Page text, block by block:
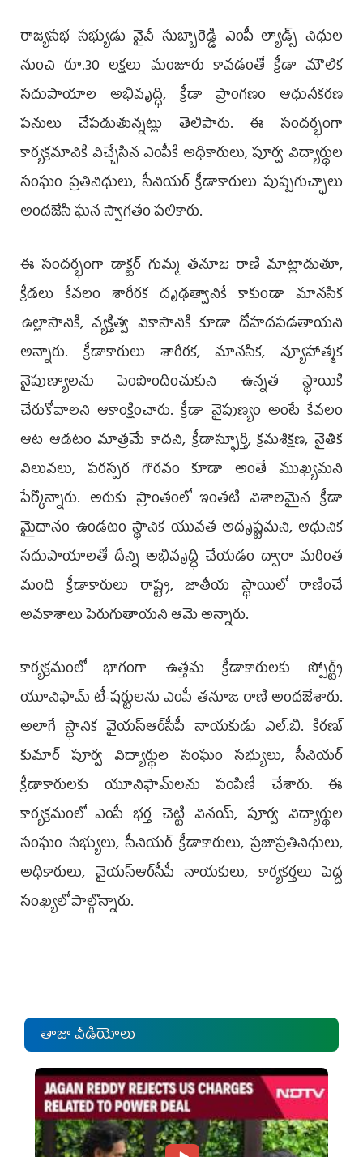
రాజ్యసభ సభ్యుడు వైవీ సుబ్బారెడ్డి ఎంపీ ల్యాడ్స్ నిధుల
నుంచి రూ.30 లక్షలు మంజూరు కావడంతో క్రీడా మౌలిక
సదుపాయాల అభివృద్ధి, క్రీడా ప్రాంగణం ఆధునీకరణ
పనులు చేపడుతున్నట్లు తెలిపారు. ఈ సందర్భంగా
కార్యక్రమానికి విచ్చేసిన ఎంపీకి అధికారులు, పూర్వ విద్యార్థుల
సంఘం ప్రతినిధులు, సీనియర్ క్రీడాకారులు పుష్పగుచ్ఛాలు
అందజేసి ఘన స్వాగతం పలికారు.
ఈ సందర్భంగా డాక్టర్ గుమ్మ తనూజ రాణి మాట్లాడుతూ,
క్రీడలు కేవలం శారీరక దృఢత్వానికే కాకుండా మానసిక
ఉల్లాసానికి, వ్యక్తిత్వ వికాసానికి కూడా దోహదపడతాయని
అన్నారు. క్రీడాకారులు శారీరక, మానసిక, వ్యూహాత్మక
నైపుణ్యాలను పెంపొందించుకుని ఉన్నత స్థాయికి
చేరుకోవాలని ఆకాంక్షించారు. క్రీడా నైపుణ్యం అంటే కేవలం
ఆట ఆడటం మాత్రమే కాదని, క్రీడాస్ఫూర్తి, క్రమశిక్షణ, నైతిక
విలువలు, పరస్పర గౌరవం కూడా అంతే ముఖ్యమని
పేర్కొన్నారు. అరుకు ప్రాంతంలో ఇంతటి విశాలమైన క్రీడా
మైదానం ఉండటం స్థానిక యువత అదృష్టమని, ఆధునిక
సదుపాయాలతో దీన్ని అభివృద్ధి చేయడం ద్వారా మరింత
మంది క్రీడాకారులు రాష్ట్ర, జాతీయ స్థాయిలో రాణించే
అవకాశాలు పెరుగుతాయని ఆమె అన్నారు.
కార్యక్రమంలో భాగంగా ఉత్తమ క్రీడాకారులకు స్పోర్ట్స్
యూనిఫామ్ టీ-షర్టులను ఎంపీ తనూజ రాణి అందజేశారు.
అలాగే స్థానిక వైయ‌స్ఆర్‌సీపీ నాయకుడు ఎల్.బి. కిరణ్
కుమార్ పూర్వ విద్యార్థుల సంఘం సభ్యులు, సీనియర్
క్రీడాకారులకు యూనిఫామ్‌లను పంపిణీ చేశారు. ఈ
కార్యక్రమంలో ఎంపీ భర్త చెట్టి వినయ్, పూర్వ విద్యార్థుల
సంఘం సభ్యులు, సీనియర్ క్రీడాకారులు, ప్రజాప్రతినిధులు,
అధికారులు, వైయ‌స్ఆర్‌సీపీ నాయకులు, కార్యకర్తలు పెద్ద
సంఖ్యలో పాల్గొన్నారు.
తాజా వీడియోలు